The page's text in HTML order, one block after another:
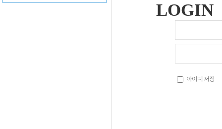
LOGIN
아이디 저장